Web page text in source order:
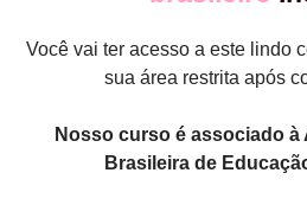
Você vai ter acesso a este lindo
sua área restrita após
Nosso curso é associado
Brasileira de